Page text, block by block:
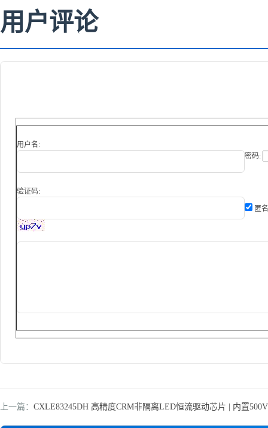
用户评论
用户名:
密码:
验证码:
匿
上一篇： CXLE83245DH 高精度CRM非隔离LED恒流驱动芯片 | 内置